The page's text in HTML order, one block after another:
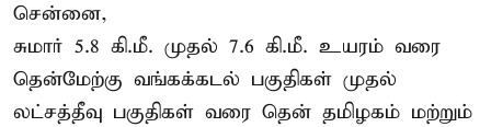
சென்னை,
சுமார் 5.8 கி.மீ. முதல் 7.6 கி.மீ. உயரம் வரை
தென்மேற்கு வங்கக்கடல் பகுதிகள் முதல்
லட்சத்தீவு பகுதிகள் வரை தென் தமிழகம் மற்றும்